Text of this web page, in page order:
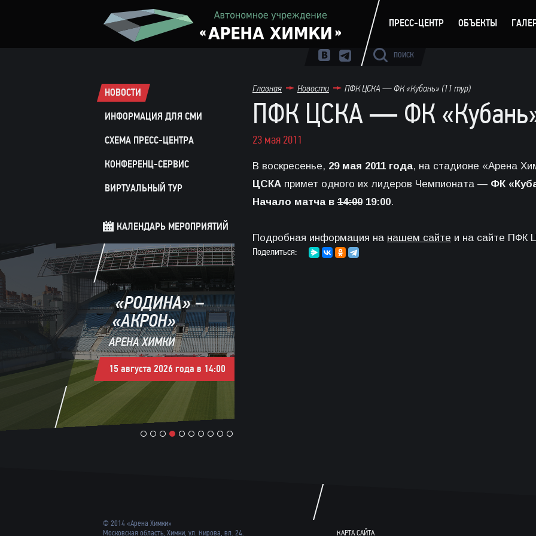
ПОИСК
ПРЕСС-ЦЕНТР ОБЪЕКТЫ
НОВОСТИ
ИНФОРМАЦИЯ ДЛЯ СМИ
СХЕМА ПРЕСС-ЦЕНТРА
КОНФЕРЕНЦ-СЕРВИС
ВИРТУАЛЬНЫЙ ТУР
КАЛЕНДАРЬ МЕРОПРИЯТИЙ
«РОДИНА» –
«АКРОН»
АРЕНА ХИМКИ
15 августа 2026 года в 14:00
2 3 4 5 6 7 8 9 10
Главная Новости ПФК ЦСКА — ФК «Кубань» (11 тур)
ПФК ЦСКА — ФК «Кубань»
23 мая 2011
В воскресенье, 29 мая 2011 года, на стадионе «Арена
ЦСКА примет одного их лидеров Чемпионата — ФК
Начало матча в 14:00 19:00.
Подробная информация на нашем сайте и на сайте ПФК
Поделиться:
© 2014 «Арена Химки»
Московская область, Химки, ул. Кирова, вл. 24.
КАРТА САЙТА